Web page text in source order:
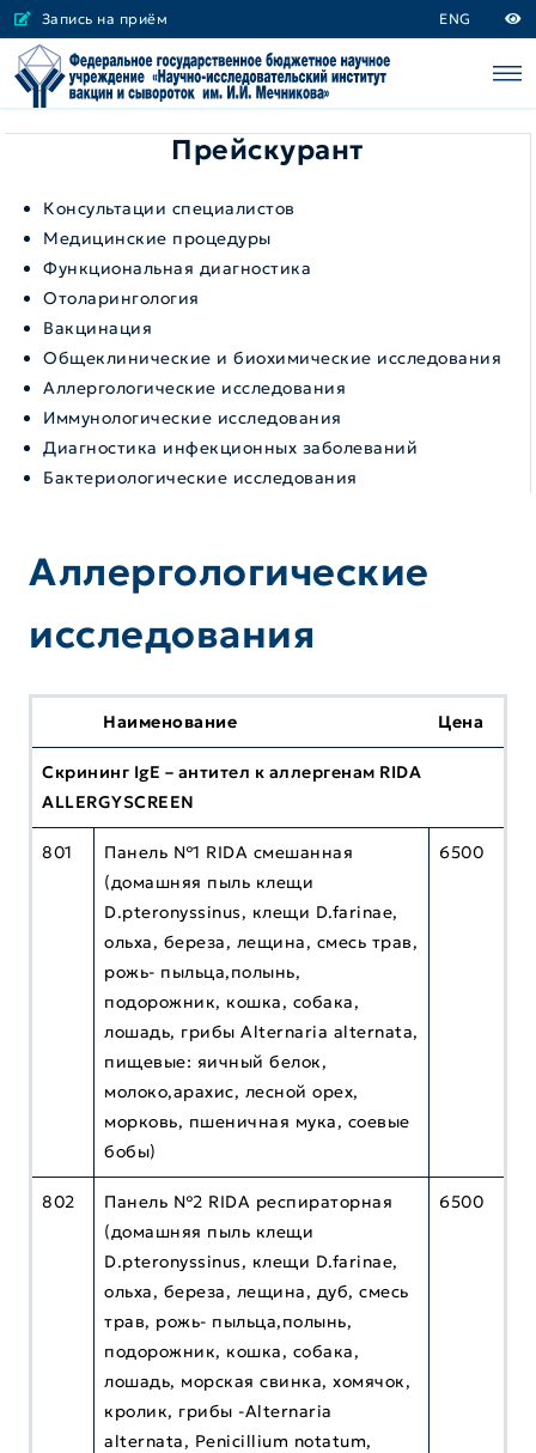
Запись на приём ENG
Прейскурант
Консультации специалистов
Медицинские процедуры
Функциональная диагностика
Отоларингология
Вакцинация
Общеклинические и биохимические исследования
Аллергологические исследования
Иммунологические исследования
Диагностика инфекционных заболеваний
Бактериологические исследования
Аллергологические
исследования
Наименование Цена
Cкрининг IgE – антител к аллергенам RIDA
ALLERGYSCREEN
801
Панель №1 RIDA смешанная
(домашняя пыль клещи
D.ptеronyssinus, клещи D.farinae,
ольха, береза, лещина, смесь трав,
рожь- пыльца,полынь,
подорожник, кошка, собака,
лошадь, грибы Alternaria alternata,
пищевые: яичный белок,
молоко,арахис, лесной орех,
морковь, пшеничная мука, соевые
бобы)
6500
802
Панель №2 RIDA респираторная
(домашняя пыль клещи
D.ptеronyssinus, клещи D.farinae,
ольха, береза, лещина, дуб, смесь
трав, рожь- пыльца,полынь,
подорожник, кошка, собака,
лошадь, морская свинка, хомячок,
кролик, грибы -Alternaria
alternata, Penicillium notatum,
6500